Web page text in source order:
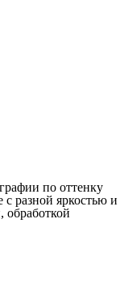
по оттенку
с разной яркостью и
обработкой